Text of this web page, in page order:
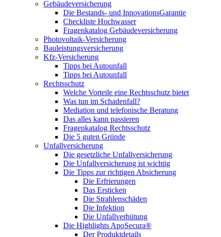
Gebäudeversicherung
Die Bestands- und InnovationsGarantie
Checkliste Hochwasser
Fragenkatalog Gebäudeversicherung
Photovoltaik-Versicherung
Bauleistungsversicherung
Kfz-Versicherung
Tipps bei Autounfall
Tipps bei Autounfall
Rechtsschutz
Welche Vorteile eine Rechtsschutz bietet
Was tun im Schadenfall?
Mediation und telefonische Beratung
Das alles kann passieren
Fragenkatalog Rechtsschutz
Die 5 guten Gründe
Unfallversicherung
Die gesetzliche Unfallversicherung
Die Unfallversicherung ist wichtig
Die Tipps zur richtigen Absicherung
Die Erfrierungen
Das Ersticken
Die Strahlenschäden
Die Infektion
Die Unfallverhütung
Die Highlights ApoSecura®
Der Produktdetails